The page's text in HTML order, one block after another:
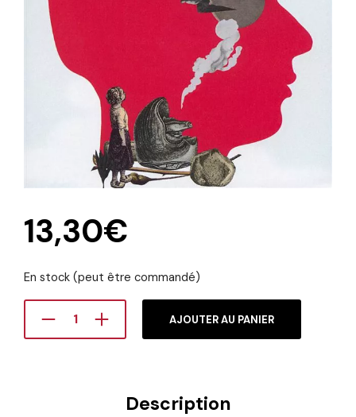
13,30€
En stock (peut être commandé)
AJOUTER AU PANIER
Description